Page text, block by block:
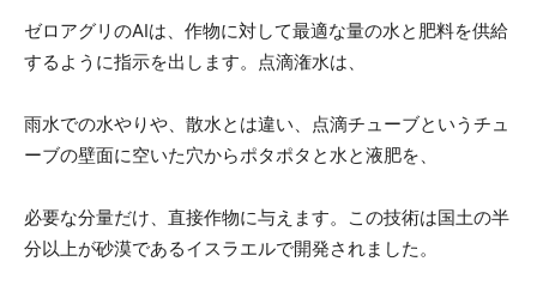
ゼロアグリのAIは、作物に対して最適な量の水と肥料を供給
するように指示を出します。点滴潅水は、
雨水での水やりや、散水とは違い、点滴チューブというチュ
ーブの壁面に空いた穴からポタポタと水と液肥を、
必要な分量だけ、直接作物に与えます。この技術は国土の半
分以上が砂漠であるイスラエルで開発されました。